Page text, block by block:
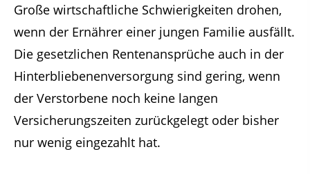
Große wirtschaftliche Schwierigkeiten drohen,
wenn der Ernährer einer jungen Familie ausfällt.
Die gesetzlichen Rentenansprüche auch in der
Hinterbliebenenversorgung sind gering, wenn
der Verstorbene noch keine langen
Versicherungszeiten zurückgelegt oder bisher
nur wenig eingezahlt hat.